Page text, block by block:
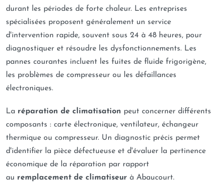
durant les périodes de forte chaleur. Les entreprises
spécialisées proposent généralement un service
d'intervention rapide, souvent sous 24 à 48 heures, pour
diagnostiquer et résoudre les dysfonctionnements. Les
pannes courantes incluent les fuites de fluide frigorigène,
les problèmes de compresseur ou les défaillances
électroniques.
La réparation de climatisation peut concerner différents
composants : carte électronique, ventilateur, échangeur
thermique ou compresseur. Un diagnostic précis permet
d'identifier la pièce défectueuse et d'évaluer la pertinence
économique de la réparation par rapport
au remplacement de climatiseur à Abaucourt.